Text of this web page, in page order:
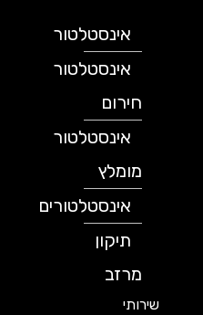
אינסטלטור
אינסטלטור
חירום
אינסטלטור
מומלץ
אינסטלטורים
תיקון
מרזב
שירותי